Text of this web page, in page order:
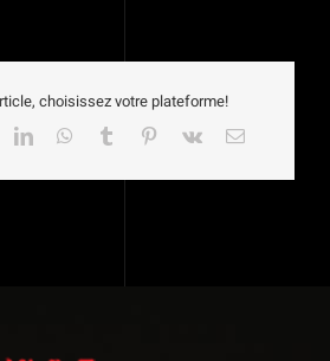
choisissez votre plateforme!
LinkedInWhatsApp
Tumblr Pinterest
Vk Email